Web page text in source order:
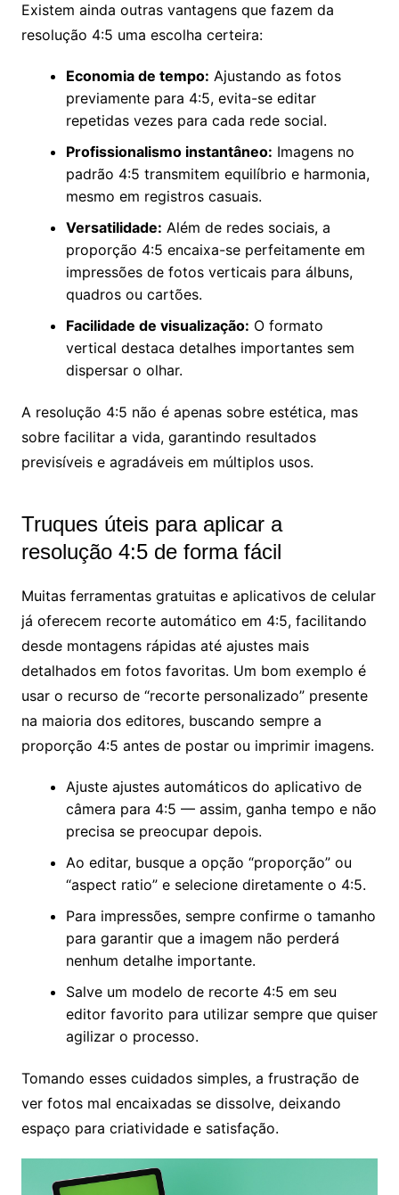
Existem ainda outras vantagens que fazem da
resolução 4:5 uma escolha certeira:
Economia de tempo: Ajustando as fotos
previamente para 4:5, evita-se editar
repetidas vezes para cada rede social.
Profissionalismo instantâneo: Imagens no
padrão 4:5 transmitem equilíbrio e harmonia,
mesmo em registros casuais.
Versatilidade: Além de redes sociais, a
proporção 4:5 encaixa-se perfeitamente em
impressões de fotos verticais para álbuns,
quadros ou cartões.
Facilidade de visualização: O formato
vertical destaca detalhes importantes sem
dispersar o olhar.
A resolução 4:5 não é apenas sobre estética, mas
sobre facilitar a vida, garantindo resultados
previsíveis e agradáveis em múltiplos usos.
Truques úteis para aplicar a
resolução 4:5 de forma fácil
Muitas ferramentas gratuitas e aplicativos de celular
já oferecem recorte automático em 4:5, facilitando
desde montagens rápidas até ajustes mais
detalhados em fotos favoritas. Um bom exemplo é
usar o recurso de “recorte personalizado” presente
na maioria dos editores, buscando sempre a
proporção 4:5 antes de postar ou imprimir imagens.
Ajuste ajustes automáticos do aplicativo de
câmera para 4:5 — assim, ganha tempo e não
precisa se preocupar depois.
Ao editar, busque a opção “proporção” ou
“aspect ratio” e selecione diretamente o 4:5.
Para impressões, sempre confirme o tamanho
para garantir que a imagem não perderá
nenhum detalhe importante.
Salve um modelo de recorte 4:5 em seu
editor favorito para utilizar sempre que quiser
agilizar o processo.
Tomando esses cuidados simples, a frustração de
ver fotos mal encaixadas se dissolve, deixando
espaço para criatividade e satisfação.